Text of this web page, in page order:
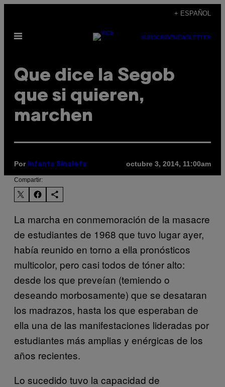
contenido
+ ESPAÑOL
Abrir
SUBSCRIBENEWSLETTER
Que dice la Segob
que si quieren,
marchen
Por Infanta Sinalefa octubre 3, 2014, 11:00am
Compartir:
La marcha en conmemoración de la masacre
de estudiantes de 1968 que tuvo lugar ayer,
había reunido en torno a ella pronósticos
multicolor, pero casi todos de tóner alto:
desde los que preveían (temiendo o
deseando morbosamente) que se desataran
los madrazos, hasta los que esperaban de
ella una de las manifestaciones lideradas por
estudiantes más amplias y enérgicas de los
años recientes.
Lo sucedido tuvo la capacidad de